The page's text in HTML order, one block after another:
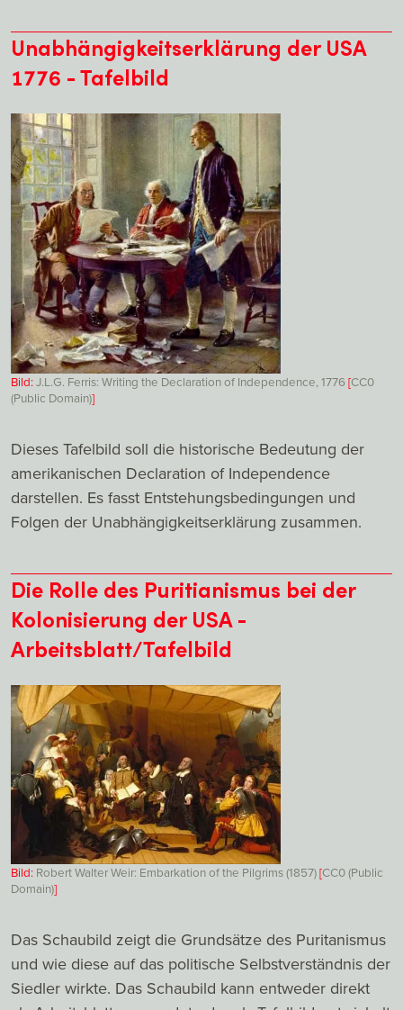
Unabhängigkeitserklärung der USA
1776 - Tafelbild
Bild:J.L.G. Ferris: Writing the Declaration of Independence, 1776 [CC0
(Public Domain)]
Dieses Tafelbild soll die historische Bedeutung der
amerikanischen Declaration of Independence
darstellen. Es fasst Entstehungsbedingungen und
Folgen der Unabhängigkeitserklärung zusammen.
Die Rolle des Puritianismus bei der
Kolonisierung der USA -
Arbeitsblatt/Tafelbild
Bild: Robert Walter Weir: Embarkation of the Pilgrims (1857)[CC0 (Public
Domain)]
Das Schaubild zeigt die Grundsätze des Puritanismus
und wie diese auf das politische Selbstverständnis der
Siedler wirkte. Das Schaubild kann entweder direkt